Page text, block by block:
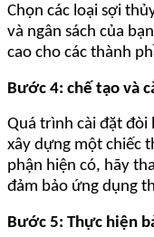
Chọn các loại sợi
và ngân sách của
cao cho các thành
Bước 4: chế tạo và
Quá trình cài đặt đòi
xây dựng một chiếc
phận hiện có, hãy
đảm bảo ứng dụng
Bước 5: Thực hiện